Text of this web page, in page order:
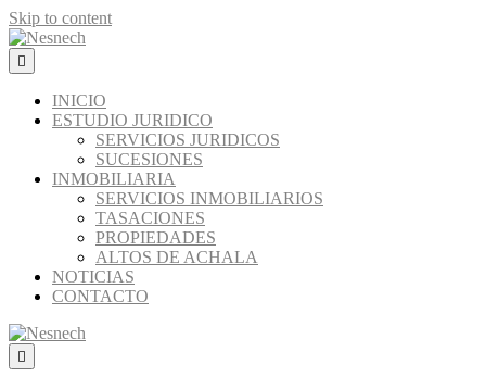
Skip to content
INICIO
ESTUDIO JURIDICO
SERVICIOS JURIDICOS
SUCESIONES
INMOBILIARIA
SERVICIOS INMOBILIARIOS
TASACIONES
PROPIEDADES
ALTOS DE ACHALA
NOTICIAS
CONTACTO